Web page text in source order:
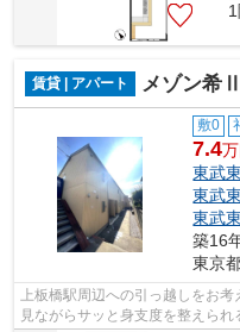
賃貸 | アパート メゾン希Ⅱ
敷0
7.4
東武
東武
東武
築16
東京
上板橋駅周辺への引っ越しをお
見ながらサッと身支度を整えられ